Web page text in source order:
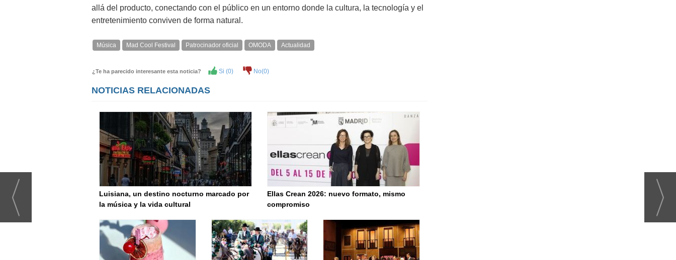
allá del producto, conectando con el público en un entorno donde la cultura, la tecnología y el
entretenimiento conviven de forma natural.
Música Mad Cool Festival Patrocinador oficial OMODA Actualidad
¿Te ha parecido interesante esta noticia? Si (0) No(0)
NOTICIAS RELACIONADAS
Luisiana, un destino nocturno marcado por
la música y la vida cultural
Ellas Crean 2026: nuevo formato, mismo
compromiso